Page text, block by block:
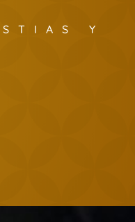
Y